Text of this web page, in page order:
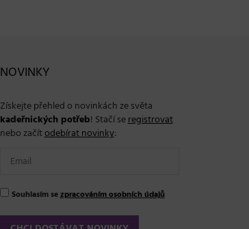
NOVINKY
Získejte přehled o novinkách ze světa
kadeřnických potřeb! Stačí seregistrovat
nebo začítodebírat novinky:
Souhlasím sezpracováním osobních údajů